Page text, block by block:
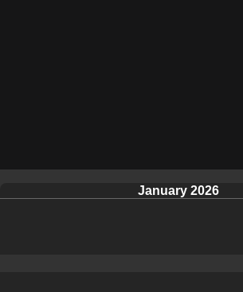
January 2026